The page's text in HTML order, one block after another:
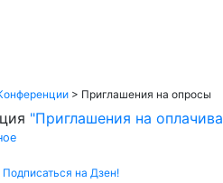
> Приглашения на опросы
"Приглашения на
Подписаться на Дзен!